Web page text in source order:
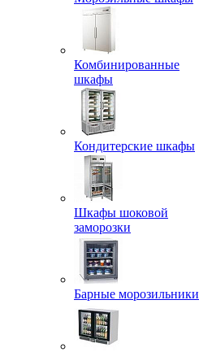
Комбинированные
шкафы
Кондитерские шкафы
Шкафы шоковой
заморозки
Барные морозильники